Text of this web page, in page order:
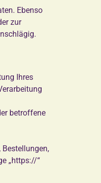
Ebenso
zur
Ihres
betroffene
„https://“